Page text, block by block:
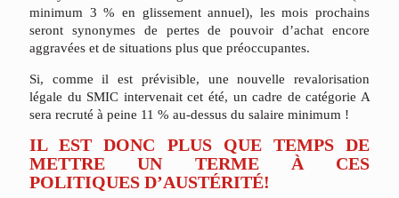
minimum 3 % en glissement annuel), les mois prochains
seront synonymes de pertes de pouvoir d’achat encore
aggravées et de situations plus que préoccupantes.
Si, comme il est prévisible, une nouvelle
revalorisation
légale du SMIC intervenait cet été, un cadre de catégorie A
sera recruté à peine 11 % au-dessus du salaire minimum !
IL EST DONC PLUS QUE TEMPS DE
METTRE UN TERME À CES
POLITIQUES D’AUSTÉRITÉ!